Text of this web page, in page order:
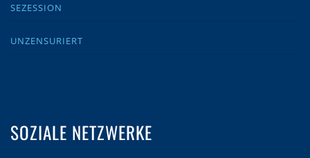
SEZESSION
UNZENSURIERT
SOZIALE NETZWERKE